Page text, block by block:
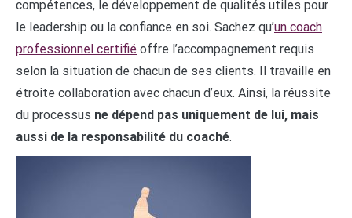
compétences, le développement de qualités utiles pour
le leadership ou la confiance en soi. Sachez qu’un coach
professionnel certifié offre l’accompagnement requis
selon la situation de chacun de ses clients. Il travaille en
étroite collaboration avec chacun d’eux. Ainsi, la réussite
du processus ne dépend pas uniquement de lui, mais
aussi de la responsabilité du coaché.